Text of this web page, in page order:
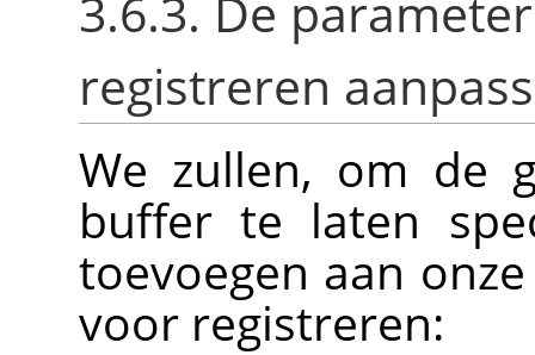
3.6.3. De
registreren
We zullen, om de
buffer te laten
toevoegen aan
voor registreren: